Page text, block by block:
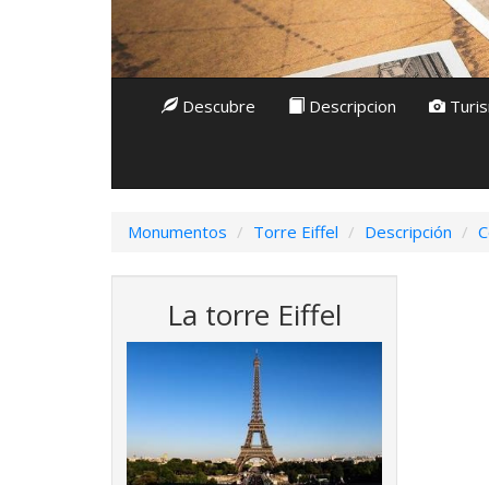
Descubre Descripcion
Monumentos Torre Eiffel Descripción
La torre Eiffel